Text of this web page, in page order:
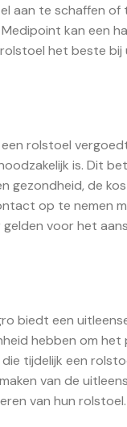
aan te schaffen of
kan een
het beste bij
rolstoel
is. Dit
gezondheid, de
op te nemen
voor het
biedt een
hebben om
tijdelijk een
van de
van hun rolstoel.